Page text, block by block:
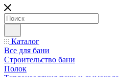
Каталог
Все для бани
Строительство бани
Полок